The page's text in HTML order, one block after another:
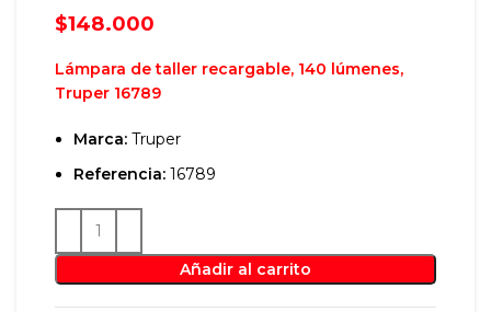
$148.000
Lámpara de taller recargable, 140 lúmenes,
Truper 16789
Marca: Truper
Referencia: 16789
Añadir al carrito